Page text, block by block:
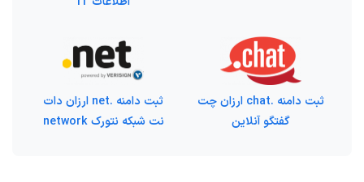
ثبت دامنه .chat ارزان چت
گفتگو آنلاین
ثبت دامنه .net ارزان دات
نت شبکه نتورک network